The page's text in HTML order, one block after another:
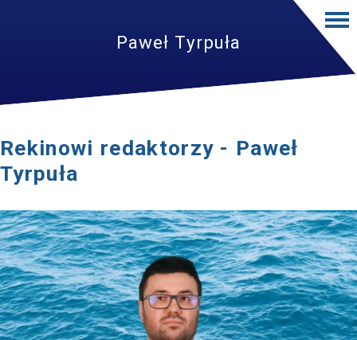
Paweł Tyrpuła
Rekinowi redaktorzy - Paweł
Tyrpuła